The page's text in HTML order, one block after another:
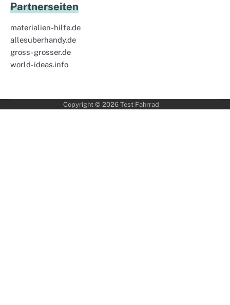
Partnerseiten
materialien-hilfe.de
allesuberhandy.de
gross-grosser.de
world-ideas.info
Copyright © 2026 Test Fahrrad